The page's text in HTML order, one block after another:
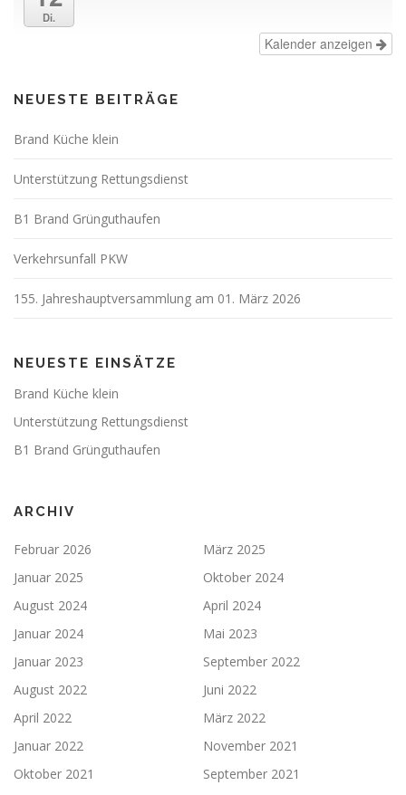
Di.
Kalender anzeigen
NEUESTE BEITRÄGE
Brand Küche klein
Unterstützung Rettungsdienst
B1 Brand Grünguthaufen
Verkehrsunfall PKW
155. Jahreshauptversammlung am 01. März 2026
NEUESTE EINSÄTZE
Brand Küche klein
Unterstützung Rettungsdienst
B1 Brand Grünguthaufen
ARCHIV
Februar 2026
März 2025
Januar 2025
Oktober 2024
August 2024
April 2024
Januar 2024
Mai 2023
Januar 2023
September 2022
August 2022
Juni 2022
April 2022
März 2022
Januar 2022
November 2021
Oktober 2021
September 2021